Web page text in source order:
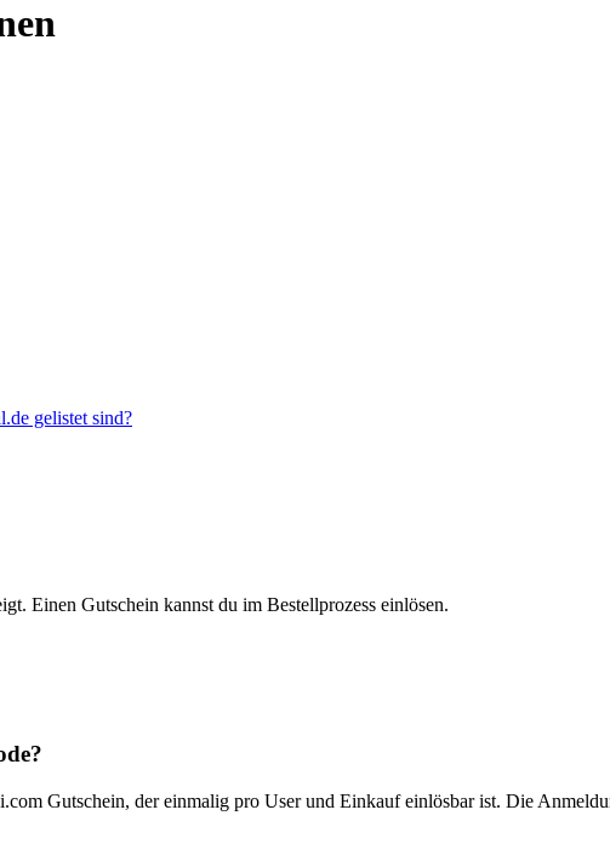
gelistet sind?
Einen Gutschein kannst du im Bestellprozess einlösen.
Gutschein, der einmalig pro User und Einkauf einlösbar ist. Die